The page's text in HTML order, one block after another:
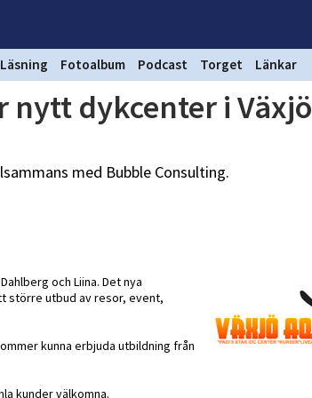
Läsning Fotoalbum Podcast Torget Länkar
nytt dykcenter i Växjö
med Bubble Consulting.
och Liina. Det nya
större utbud av resor, event,
kunna erbjuda utbildning från
kunder välkomna.